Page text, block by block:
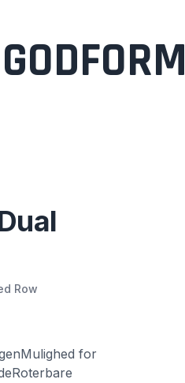
GODFORM
Row
for